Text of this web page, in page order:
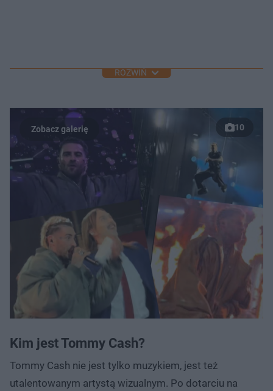
ROZWIŃ
10
Kim jest Tommy Cash?
Tommy Cash nie jest tylko muzykiem, jest też
utalentowanym artystą wizualnym. Po dotarciu na